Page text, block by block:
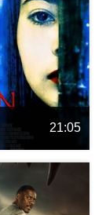
21:05